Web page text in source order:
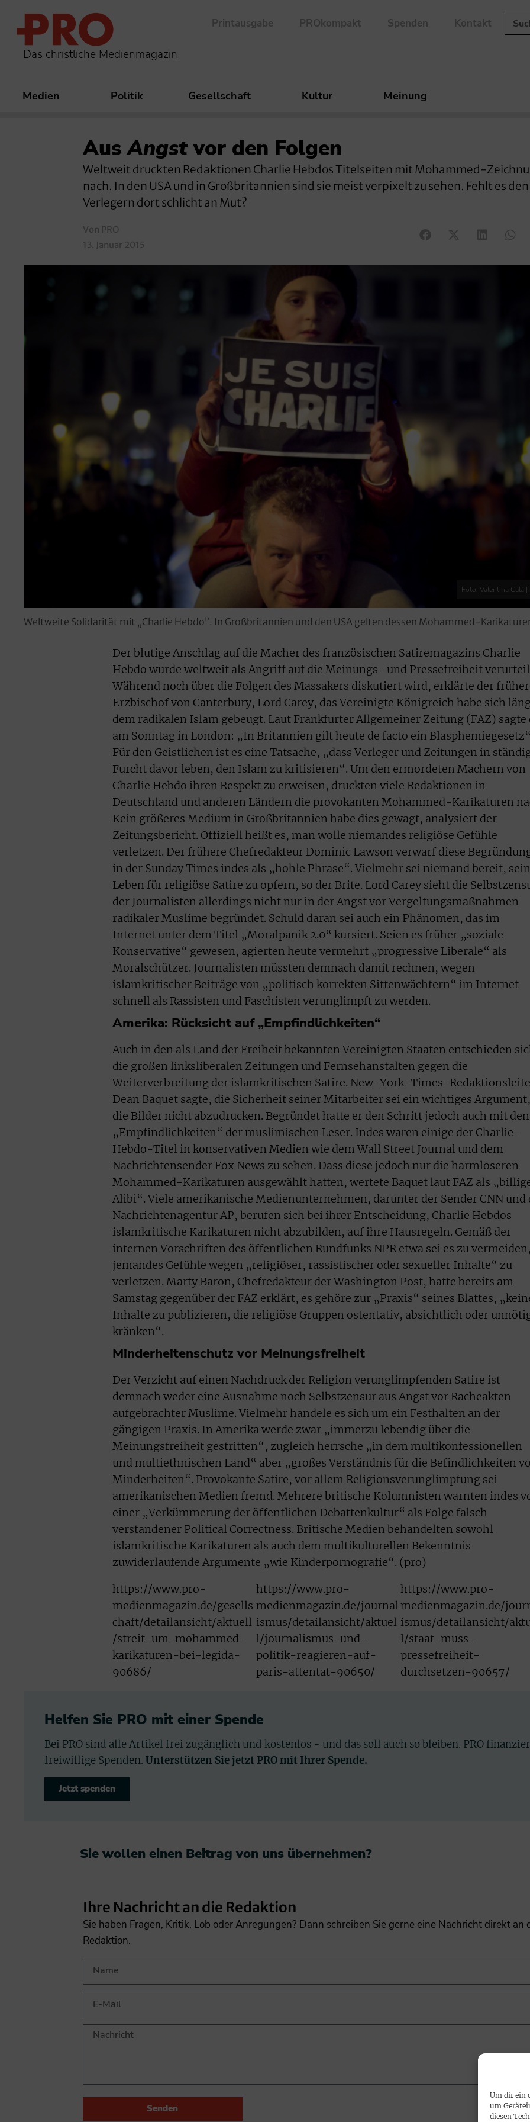
Um dir ein
um
diesen
Das christliche Medienmagazin
Printausgabe PROkompakt Spenden Kontakt
Medien Politik Gesellschaft Kultur Meinung
AusAngstvor den Folgen
Weltweit druckten Redaktionen Charlie Hebdos Titelseiten mit Mohammed-
nach. In den USA und in Großbritannien sind sie meist verpixelt zu sehen. Fehlt es den
Verlegern dort schlicht an Mut?
Von PRO
13. Januar 2015
Foto:Valentina Calà
Weltweite Solidarität mit „Charlie Hebdo”. In Großbritannien und den USA gelten dessen Mohammed-
Der blutige Anschlag auf die Macher des französischen Satiremagazins Charlie
Hebdo wurde weltweit als Angriff auf die Meinungs- und Pressefreiheit
Während noch über die Folgen des Massakers diskutiert wird, erklärte der
Erzbischof von Canterbury, Lord Carey, das Vereinigte Königreich habe sich
dem radikalen Islam gebeugt. Laut Frankfurter Allgemeiner Zeitung (FAZ) sagte
am Sonntag in London: „In Britannien gilt heute de facto ein
Für den Geistlichen ist es eine Tatsache, „dass Verleger und Zeitungen in
Furcht davor leben, den Islam zu kritisieren“. Um den ermordeten Machern von
Charlie Hebdo ihren Respekt zu erweisen, druckten viele Redaktionen in
Deutschland und anderen Ländern die provokanten Mohammed-Karikaturen
Kein größeres Medium in Großbritannien habe dies gewagt, analysiert der
Zeitungsbericht. Offiziell heißt es, man wolle niemandes religiöse Gefühle
verletzen. Der frühere Chefredakteur Dominic Lawson verwarf diese
in der Sunday Times indes als „hohle Phrase“. Vielmehr sei niemand bereit, sein
Leben für religiöse Satire zu opfern, so der Brite. Lord Carey sieht die
der Journalisten allerdings nicht nur in der Angst vor Vergeltungsmaßnahmen
radikaler Muslime begründet. Schuld daran sei auch ein Phänomen, das im
Internet unter dem Titel „Moralpanik 2.0“ kursiert. Seien es früher „soziale
Konservative“ gewesen, agierten heute vermehrt „progressive Liberale“ als
Moralschützer. Journalisten müssten demnach damit rechnen, wegen
islamkritischer Beiträge von „politisch korrekten Sittenwächtern“ im Internet
schnell als Rassisten und Faschisten verunglimpft zu werden.
Amerika: Rücksicht auf „Empfindlichkeiten“
Auch in den als Land der Freiheit bekannten Vereinigten Staaten entschieden
die großen linksliberalen Zeitungen und Fernsehanstalten gegen die
Weiterverbreitung der islamkritischen Satire. New-York-Times-
Dean Baquet sagte, die Sicherheit seiner Mitarbeiter sei ein wichtiges Argument,
die Bilder nicht abzudrucken. Begründet hatte er den Schritt jedoch auch mit den
„Empfindlichkeiten“ der muslimischen Leser. Indes waren einige der Charlie-
Hebdo-Titel in konservativen Medien wie dem Wall Street Journal und dem
Nachrichtensender Fox News zu sehen. Dass diese jedoch nur die harmloseren
Mohammed-Karikaturen ausgewählt hatten, wertete Baquet laut FAZ als
Alibi“. Viele amerikanische Medienunternehmen, darunter der Sender CNN und
Nachrichtenagentur AP, berufen sich bei ihrer Entscheidung, Charlie Hebdos
islamkritische Karikaturen nicht abzubilden, auf ihre Hausregeln. Gemäß der
internen Vorschriften des öffentlichen Rundfunks NPR etwa sei es zu vermeiden,
jemandes Gefühle wegen „religiöser, rassistischer oder sexueller Inhalte“ zu
verletzen. Marty Baron, Chefredakteur der Washington Post, hatte bereits am
Samstag gegenüber der FAZ erklärt, es gehöre zur „Praxis“ seines Blattes,
Inhalte zu publizieren, die religiöse Gruppen ostentativ, absichtlich oder
kränken“.
Minderheitenschutz vor Meinungsfreiheit
Der Verzicht auf einen Nachdruck der Religion verunglimpfenden Satire ist
demnach weder eine Ausnahme noch Selbstzensur aus Angst vor Racheakten
aufgebrachter Muslime. Vielmehr handele es sich um ein Festhalten an der
gängigen Praxis. In Amerika werde zwar „immerzu lebendig über die
Meinungsfreiheit gestritten“, zugleich herrsche „in dem multikonfessionellen
und multiethnischen Land“ aber „großes Verständnis für die Befindlichkeiten
Minderheiten“. Provokante Satire, vor allem Religionsverunglimpfung sei
amerikanischen Medien fremd. Mehrere britische Kolumnisten warnten indes
einer „Verkümmerung der öffentlichen Debattenkultur“ als Folge falsch
verstandener Political Correctness. Britische Medien behandelten sowohl
islamkritische Karikaturen als auch dem multikulturellen Bekenntnis
zuwiderlaufende Argumente „wie Kinderpornografie“. (pro)
https://www.pro-
medienmagazin.de/gesells
chaft/detailansicht/aktuell
/streit-um-mohammed-
karikaturen-bei-legida-
90686/
https://www.pro-
medienmagazin.de/journal
ismus/detailansicht/aktuel
l/journalismus-und-
politik-reagieren-auf-
paris-attentat-90650/
https://www.pro-
medienmagazin.de/
ismus/detailansicht/
l/staat-muss-
pressefreiheit-
durchsetzen-90657/
Helfen Sie PRO mit einer Spende
Bei PRO sind alle Artikel frei zugänglich und kostenlos - und das soll auch so bleiben. PRO
freiwillige Spenden. Unterstützen Sie jetzt PRO mit Ihrer Spende.
Jetzt spenden
Sie wollen einen Beitrag von uns übernehmen?​
Ihre Nachricht an die Redaktion
Sie haben Fragen, Kritik, Lob oder Anregungen? Dann schreiben Sie gerne eine Nachricht direkt an
Redaktion.
Senden